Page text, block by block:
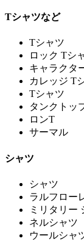
Tシャツなど
Tシャツ
ロック Tシ
キャラクタ
カレッジ T
Tシャツ
タンクトッ
ロンT
サーマル
シャツ
シャツ
ラルフロー
ミリタリー
ネルシャツ
ウールシャ